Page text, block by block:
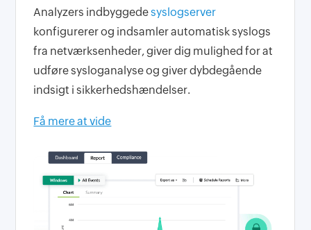
Analyzers indbyggedesyslogserver
konfigurerer og indsamler automatisk syslogs
fra netværksenheder, giver dig mulighed for at
udføre sysloganalyse og giver dybdegående
indsigt i sikkerhedshændelser.
Få mere at vide